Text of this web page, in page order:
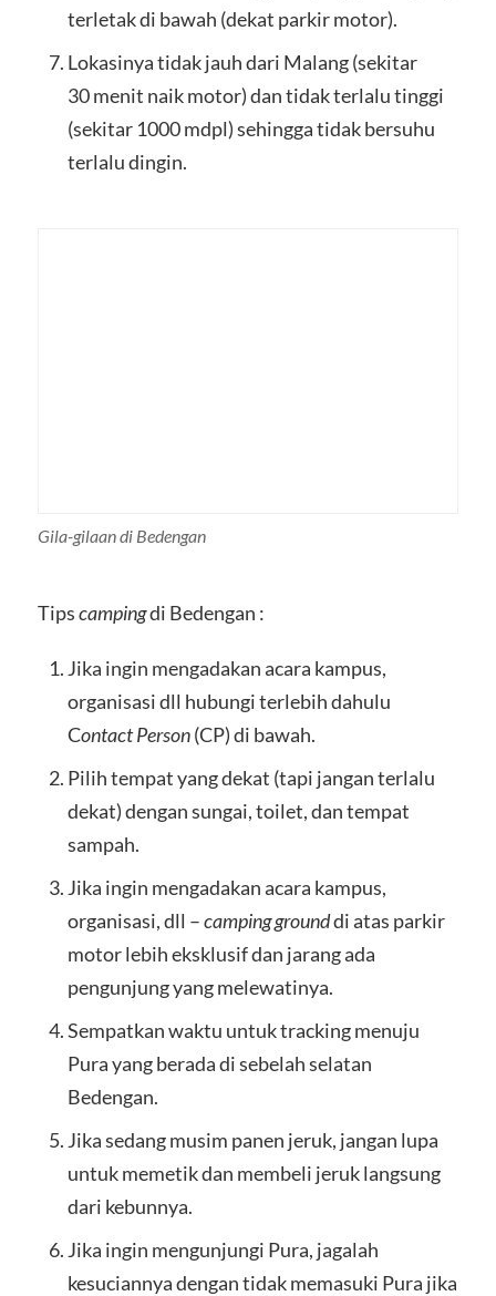
terletak di bawah (dekat parkir motor).
Lokasinya tidak jauh dari Malang (sekitar
30 menit naik motor) dan tidak terlalu tinggi
(sekitar 1000 mdpl) sehingga tidak bersuhu
terlalu dingin.
Gila-gilaan di Bedengan
Tipscampingdi Bedengan :
Jika ingin mengadakan acara kampus,
organisasi dll hubungi terlebih dahulu
Contact Person(CP) di bawah.
Pilih tempat yang dekat (tapi jangan terlalu
dekat) dengan sungai, toilet, dan tempat
sampah.
Jika ingin mengadakan acara kampus,
organisasi, dll –camping grounddi atas parkir
motor lebih eksklusif dan jarang ada
pengunjung yang melewatinya.
Sempatkan waktu untuk tracking menuju
Pura yang berada di sebelah selatan
Bedengan.
Jika sedang musim panen jeruk, jangan lupa
untuk memetik dan membeli jeruk langsung
dari kebunnya.
Jika ingin mengunjungi Pura, jagalah
kesuciannya dengan tidak memasuki Pura jika